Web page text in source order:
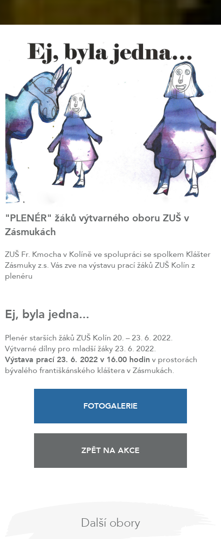
"PLENÉR" žáků výtvarného oboru ZUŠ v
Zásmukách
ZUŠ Fr. Kmocha v Kolíně ve spolupráci se spolkem Klášter
Zásmuky z.s. Vás zve na výstavu prací žáků ZUŠ Kolín z
plenéru
Ej, byla jedna...
Plenér starších žáků ZUŠ Kolín 20. – 23. 6. 2022.
Výtvarné dílny pro mladší žáky 23. 6. 2022.
Výstava prací 23. 6. 2022 v 16.00 hodin v prostorách
bývalého františkánského kláštera v Zásmukách.
FOTOGALERIE
ZPĚT NA AKCE
Další obory